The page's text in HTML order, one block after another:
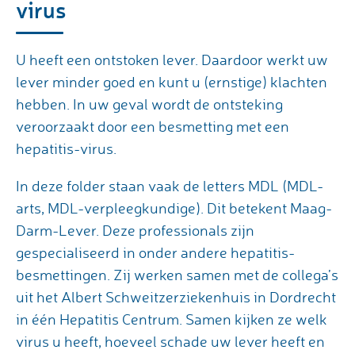
virus
U heeft een ontstoken lever. Daardoor werkt uw
lever minder goed en kunt u (ernstige) klachten
hebben. In uw geval wordt de ontsteking
veroorzaakt door een besmetting met een
hepatitis-virus.
In deze folder staan vaak de letters MDL (MDL-
arts, MDL-verpleegkundige). Dit betekent Maag-
Darm-Lever. Deze professionals zijn
gespecialiseerd in onder andere hepatitis-
besmettingen. Zij werken samen met de collega’s
uit het Albert Schweitzerziekenhuis in Dordrecht
in één Hepatitis Centrum. Samen kijken ze welk
virus u heeft, hoeveel schade uw lever heeft en